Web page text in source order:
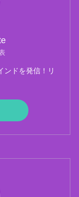
ンドを発信！リ